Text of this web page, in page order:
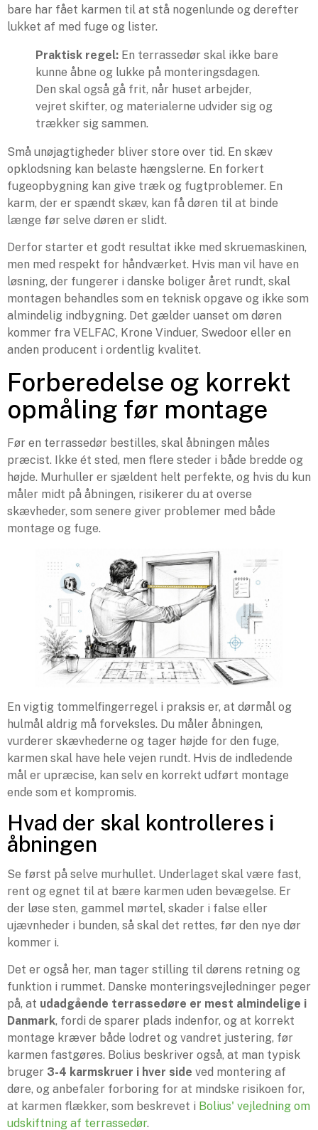
bare har fået karmen til at stå nogenlunde og derefter
lukket af med fuge og lister.
Praktisk regel: En terrassedør skal ikke bare
kunne åbne og lukke på monteringsdagen.
Den skal også gå frit, når huset arbejder,
vejret skifter, og materialerne udvider sig og
trækker sig sammen.
Små unøjagtigheder bliver store over tid. En skæv
opklodsning kan belaste hængslerne. En forkert
fugeopbygning kan give træk og fugtproblemer. En
karm, der er spændt skæv, kan få døren til at binde
længe før selve døren er slidt.
Derfor starter et godt resultat ikke med skruemaskinen,
men med respekt for håndværket. Hvis man vil have en
løsning, der fungerer i danske boliger året rundt, skal
montagen behandles som en teknisk opgave og ikke som
almindelig indbygning. Det gælder uanset om døren
kommer fra VELFAC, Krone Vinduer, Swedoor eller en
anden producent i ordentlig kvalitet.
Forberedelse og korrekt
opmåling før montage
Før en terrassedør bestilles, skal åbningen måles
præcist. Ikke ét sted, men flere steder i både bredde og
højde. Murhuller er sjældent helt perfekte, og hvis du kun
måler midt på åbningen, risikerer du at overse
skævheder, som senere giver problemer med både
montage og fuge.
En vigtig tommelfingerregel i praksis er, at dørmål og
hulmål aldrig må forveksles. Du måler åbningen,
vurderer skævhederne og tager højde for den fuge,
karmen skal have hele vejen rundt. Hvis de indledende
mål er upræcise, kan selv en korrekt udført montage
ende som et kompromis.
Hvad der skal kontrolleres i
åbningen
Se først på selve murhullet. Underlaget skal være fast,
rent og egnet til at bære karmen uden bevægelse. Er
der løse sten, gammel mørtel, skader i false eller
ujævnheder i bunden, så skal det rettes, før den nye dør
kommer i.
Det er også her, man tager stilling til dørens retning og
funktion i rummet. Danske monteringsvejledninger peger
på, at udadgående terrassedøre er mest almindelige i
Danmark, fordi de sparer plads indenfor, og at korrekt
montage kræver både lodret og vandret justering, før
karmen fastgøres. Bolius beskriver også, at man typisk
bruger 3-4 karmskruer i hver side ved montering af
døre, og anbefaler forboring for at mindske risikoen for,
at karmen flækker, som beskrevet i Bolius' vejledning om
udskiftning af terrassedør.